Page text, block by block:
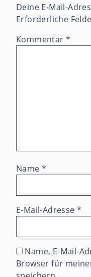
Deine E-Mail-
Erforderliche
Kommentar*
Name *
E-Mail-Adresse*
Name, E-Mail-
Browser für